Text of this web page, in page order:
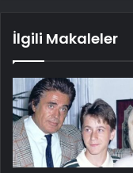
İlgili Makaleler